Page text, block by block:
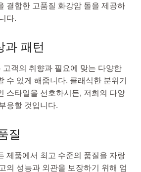
결합한 고품질 화강암 돌을 제공하
다.
과 패턴
고객의 취향과 필요에 맞는 다양한
수 있게 해줍니다. 클래식한 분위기
스타일을 선호하시든, 저희의 다양
응할 것입니다.
질
제품에서 최고 수준의 품질을 자랑
의 성능과 외관을 보장하기 위해 엄